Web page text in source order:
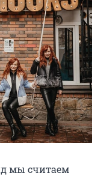
мы считаем